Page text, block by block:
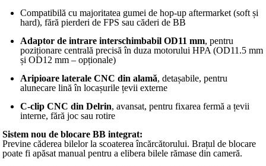
Compatibilă cu majoritatea gumei de hop-up aftermarket (soft și
hard), fără pierderi de FPS sau căderi de BB
Adaptor de intrare interschimbabil OD11 mm, pentru
poziționare centrală precisă în duza motorului HPA (OD11.5 mm
și OD12 mm – opționale)
Aripioare laterale CNC din alamă, detașabile, pentru
alunecare lină în locașurile țevii externe
C-clip CNC din Delrin, avansat, pentru fixarea fermă a țevii
interne, fără joc sau rotire
Sistem nou de blocare BB integrat:
Previne căderea bilelor la scoaterea încărcătorului. Brațul de blocare
poate fi apăsat manual pentru a elibera bilele rămase din cameră.